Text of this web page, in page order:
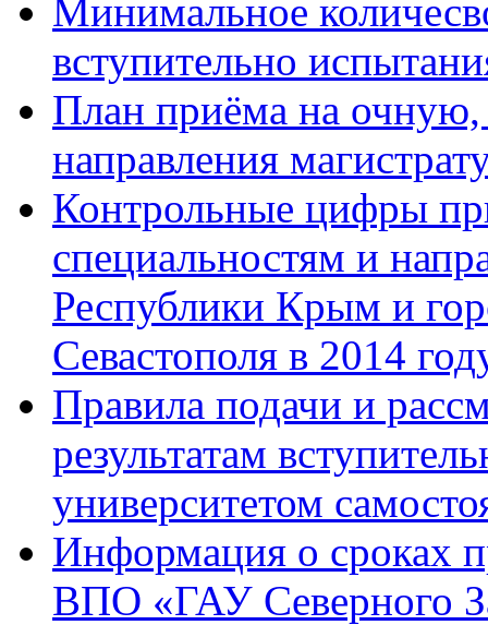
Минимальное
вступительно
План приёма на
направления
Контрольные цифры
специальностям и
Республики Крым и
Севастополя в 2014
Правила подачи и
результатам
университетом
Информация о сроках
ВПО «ГАУ Северного